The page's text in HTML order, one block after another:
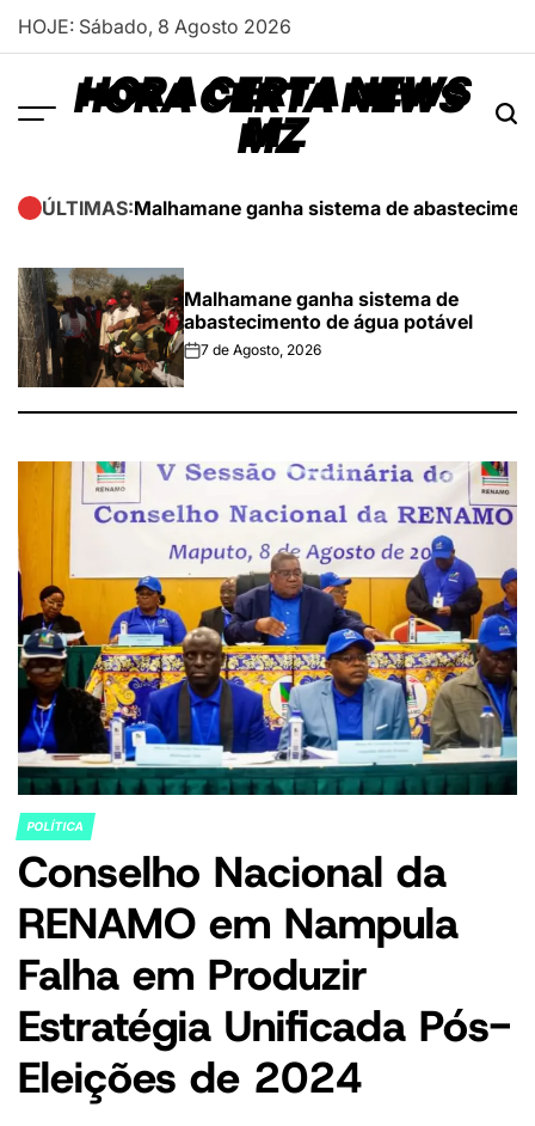
Skip
HOJE: Sábado, 8 Agosto 2026
HORA CERTA NEWS
MZ
ÚLTIMAS:Malhamane ganha sistema de
Malhamane ganha sistema de
abastecimento de água potável
on7 de Agosto, 2026
POSTED
IN
POLÍTICA
Conselho Nacional da
RENAMO em Nampula
Falha em Produzir
Estratégia Unificada Pós-
Eleições de 2024